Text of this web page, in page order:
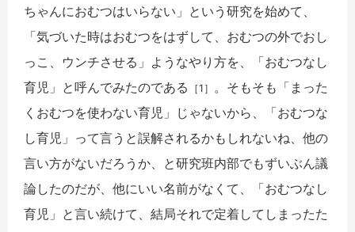
ちゃんにおむつはいらない」という研究を始めて、
「気づいた時はおむつをはずして、おむつの外でおし
っこ、ウンチさせる」ようなやり方を、「おむつなし
育児」と呼んでみたのである
［1］
。そもそも「まった
くおむつを使わない育児」じゃないから、「おむつな
し育児」って言うと誤解されるかもしれないね、他の
言い方がないだろうか、と研究班内部でもずいぶん議
論したのだが、他にいい名前がなくて、「おむつなし
育児」と言い続けて、結局それで定着してしまったた